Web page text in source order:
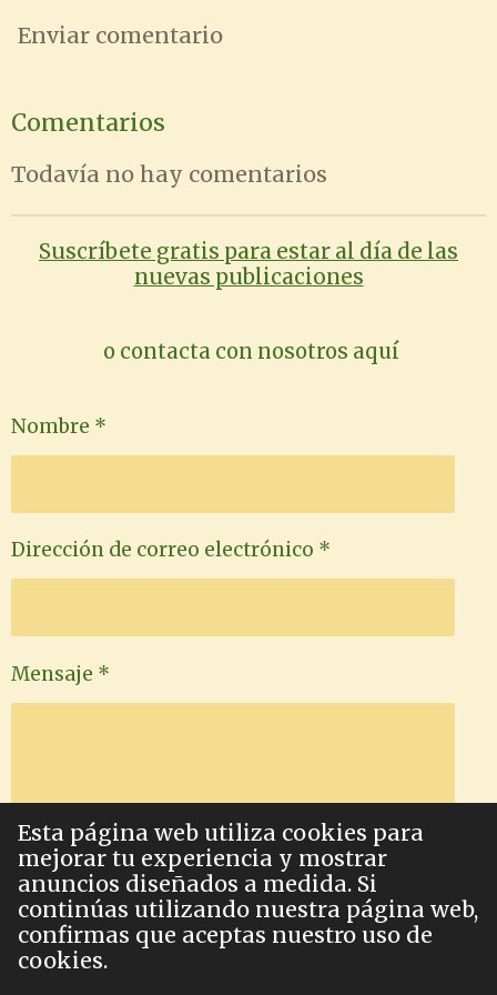
Esta página web utiliza cookies para
mejorar tu experiencia y mostrar
anuncios diseñados a medida. Si
continúas utilizando nuestra página web,
confirmas que aceptas nuestro uso de
cookies.
Enviar comentario
Comentarios
Todavía no hay comentarios
Suscríbete gratis para estar al día de las
nuevas publicaciones
o contacta con nosotros aquí
Nombre *
Dirección de correo electrónico *
Mensaje *
Enviar formulario